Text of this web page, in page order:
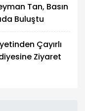
Tan, Basın
Buluştu
Çayırlı
Ziyaret